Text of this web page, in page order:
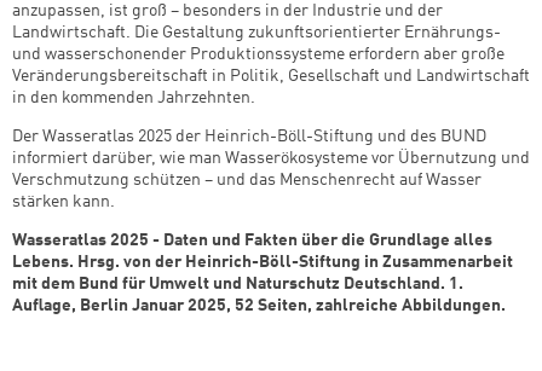
anzupassen, ist groß – besonders in der Industrie und der
Landwirtschaft. Die Gestaltung zukunftsorientierter Ernährungs-
und wasserschonender Produktionssysteme erfordern aber große
Veränderungsbereitschaft in Politik, Gesellschaft und Landwirtschaft
in den kommenden Jahrzehnten.
Der Wasseratlas 2025 der Heinrich-Böll-Stiftung und des BUND
informiert darüber, wie man Wasserökosysteme vor Übernutzung und
Verschmutzung schützen – und das Menschenrecht auf Wasser
stärken kann.
Wasseratlas 2025 - Daten und Fakten über die Grundlage alles
Lebens. Hrsg. von der Heinrich-Böll-Stiftung in Zusammenarbeit
mit dem Bund für Umwelt und Naturschutz Deutschland. 1.
Auflage, Berlin Januar 2025, 52 Seiten, zahlreiche Abbildungen.